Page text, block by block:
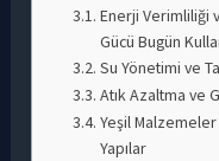
Enerji Verimliliği
Gücü Bugün
Su Yönetimi ve
Atık Azaltma ve
Yeşil
Yapılar